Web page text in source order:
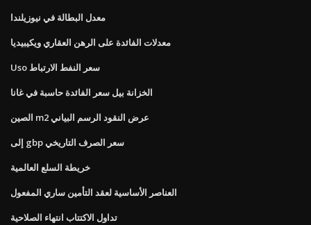
معدل البطالة في نيوزيلندا
معدلات الفائدة على الرهن العقاري ويكيبيديا
Uso سعر النفط الارتباط
الخزانة بيل سعر الفائدة حاسبة في غانا
الصين m2 عرض النقود الرسم البياني
إلى gbp سعر الصرف التاريخي
خريطة السلع العالمية
العناصر الأساسية لعقد التأمين ساري المفعول
تداول الاكتتاب انتهاء الصلاحية